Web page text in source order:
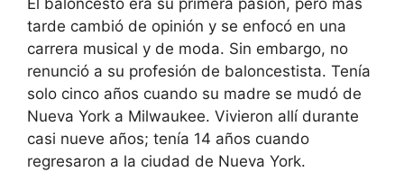
El baloncesto era su primera pasión, pero más
tarde cambió de opinión y se enfocó en una
carrera musical y de moda. Sin embargo, no
renunció a su profesión de baloncestista. Tenía
solo cinco años cuando su madre se mudó de
Nueva York a Milwaukee. Vivieron allí durante
casi nueve años; tenía 14 años cuando
regresaron a la ciudad de Nueva York.